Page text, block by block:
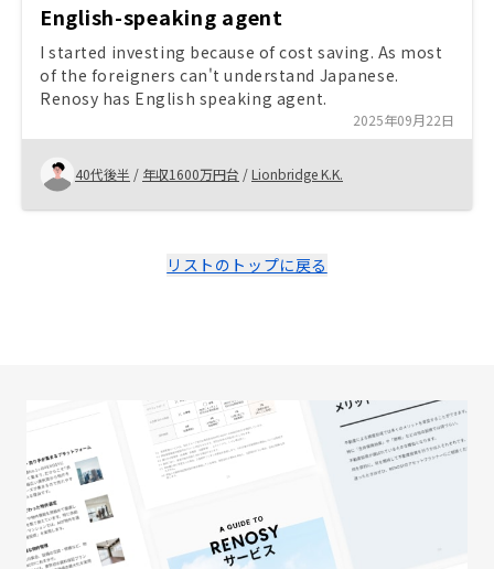
English-speaking agent
I started investing because of cost saving. As most
of the foreigners can't understand Japanese.
Renosy has English speaking agent.
2025年09月22日
40代後半 / 年収1600万円台 /Lionbridge K.K.
リストのトップに戻る